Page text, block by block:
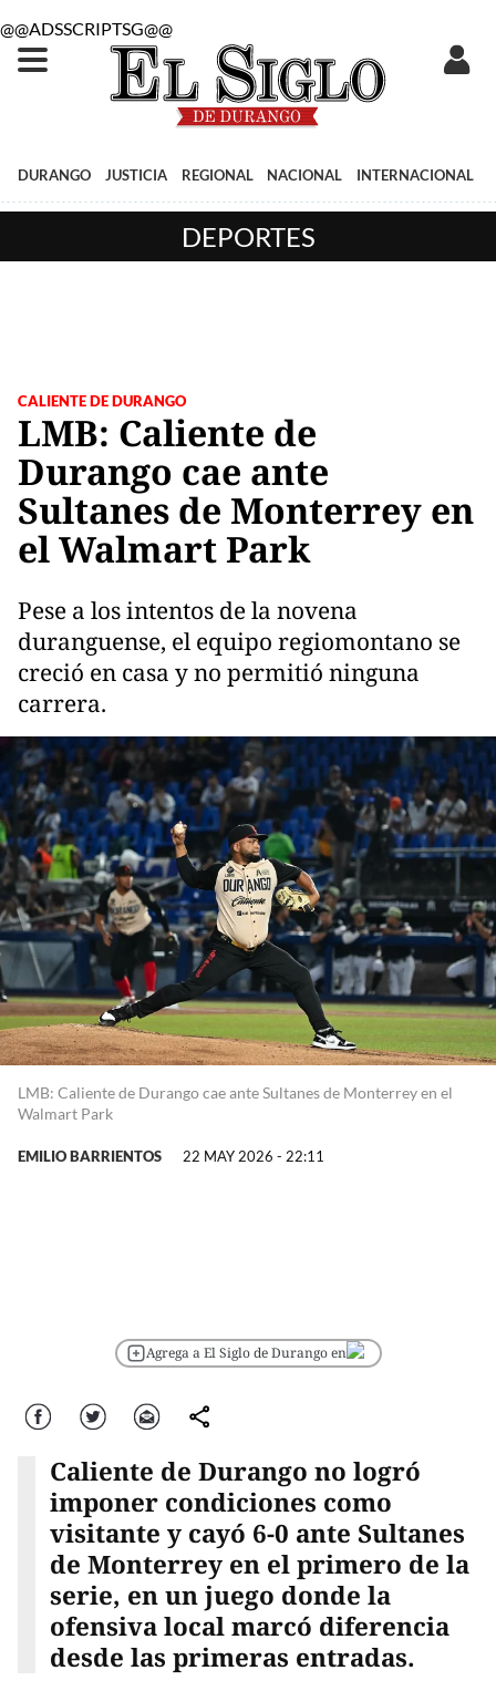
@@ADSSCRIPTSG@@
DURANGO JUSTICIA REGIONAL NACIONAL INTERNACIONAL
DEPORTES
CALIENTE DE DURANGO
LMB: Caliente de
Durango cae ante
Sultanes de Monterrey en
el Walmart Park
Pese a los intentos de la novena
duranguense, el equipo regiomontano se
creció en casa y no permitió ninguna
carrera.
LMB: Caliente de Durango cae ante Sultanes de Monterrey en el
Walmart Park
EMILIO BARRIENTOS 22 MAY 2026 - 22:11
Agrega a El Siglo de Durango en
Facebook Twitter Correo comparte
Caliente de Durango no logró
imponer condiciones como
visitante y cayó 6-0 ante Sultanes
de Monterrey en el primero de la
serie, en un juego donde la
ofensiva local marcó diferencia
desde las primeras entradas.